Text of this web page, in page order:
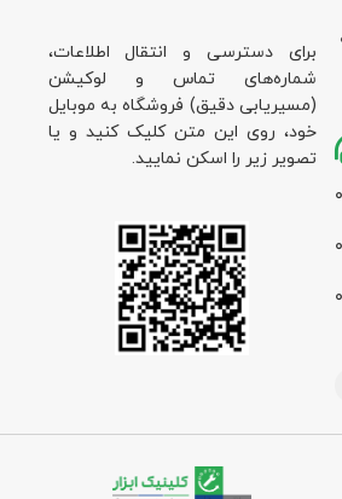
برای دسترسی و انتقال اطلاعات،
شماره‌های تماس و لوکیشن
(مسیریابی دقیق) فروشگاه به موبایل
خود، روی این متن کلیک کنید و یا
تصویر زیر را اسکن نمایید.